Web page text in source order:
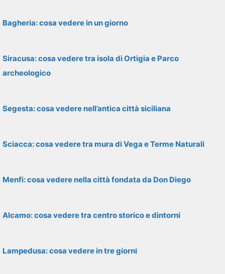
Bagheria: cosa vedere in un giorno
Siracusa: cosa vedere tra isola di Ortigia e Parco
archeologico
Segesta: cosa vedere nell’antica città siciliana
Sciacca: cosa vedere tra mura di Vega e Terme Naturali
Menfi: cosa vedere nella città fondata da Don Diego
Alcamo: cosa vedere tra centro storico e dintorni
Lampedusa: cosa vedere in tre giorni